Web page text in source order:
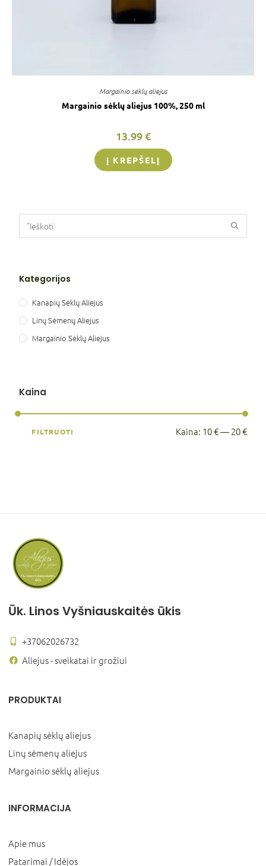
Kategorijos
Kanapių Sėklų Aliejus
Linų Sėmenų Aliejus
Margainio Sėklų Aliejus
Kaina
FILTRUOTI Kaina: 10 €—20 €
Margainio sėklų aliejus
Margainio sėklų aliejus 100%, 250 ml
13.99€
Į KREPŠELĮ
Ūk. Linos Vyšniauskaitės ūkis
+37062026732
Aliejus - sveikatai ir grožiui
PRODUKTAI
Kanapių sėklų aliejus
Linų sėmenų aliejus
Margainio sėklų aliejus
INFORMACIJA
Apie mus
Patarimai / Idėjos